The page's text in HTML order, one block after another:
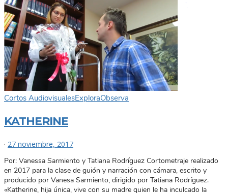
Cortos AudiovisualesExploraObserva
KATHERINE
· 27 noviembre, 2017
Por: Vanessa Sarmiento y Tatiana Rodríguez Cortometraje realizado
en 2017 para la clase de guión y narración con cámara, escrito y
producido por Vanesa Sarmiento, dirigido por Tatiana Rodríguez.
«Katherine, hija única, vive con su madre quien le ha inculcado la